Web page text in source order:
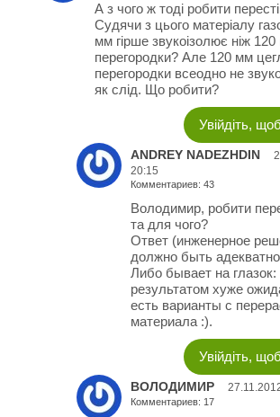
А з чого ж тоді робити
Судячи з цього матеріалу
мм гірше звукоізолює ніж
перегородки? Але 120 мм
перегородки всеодно не
як слід. Що робити?
Увійдіть,
ANDREY NADEZHDIN
20:15
Комментариев: 43
Володимир, робити
та для чого?
Ответ (инженерное
должно быть
Либо бывает на глазок:
результатом хуже
есть варианты с
материала :).
Увійдіть,
ВОЛОДИМИР
Комментариев: 17